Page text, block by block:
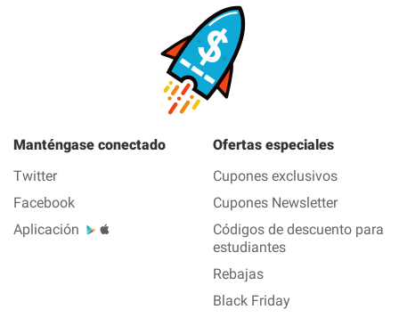
Manténgase conectado
Twitter
Facebook
Aplicación
Ofertas especiales
Cupones exclusivos
Cupones Newsletter
Códigos de descuento para
estudiantes
Rebajas
Black Friday